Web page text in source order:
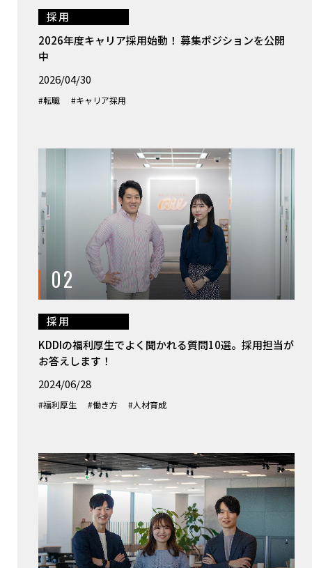
採用
2026年度キャリア採用始動！ 募集ポジションを公開
中
2026/04/30
#転職 #キャリア採用
02
採用
KDDIの福利厚生でよく聞かれる質問10選。採用担当が
お答えします！
2024/06/28
#福利厚生 #働き方 #人材育成